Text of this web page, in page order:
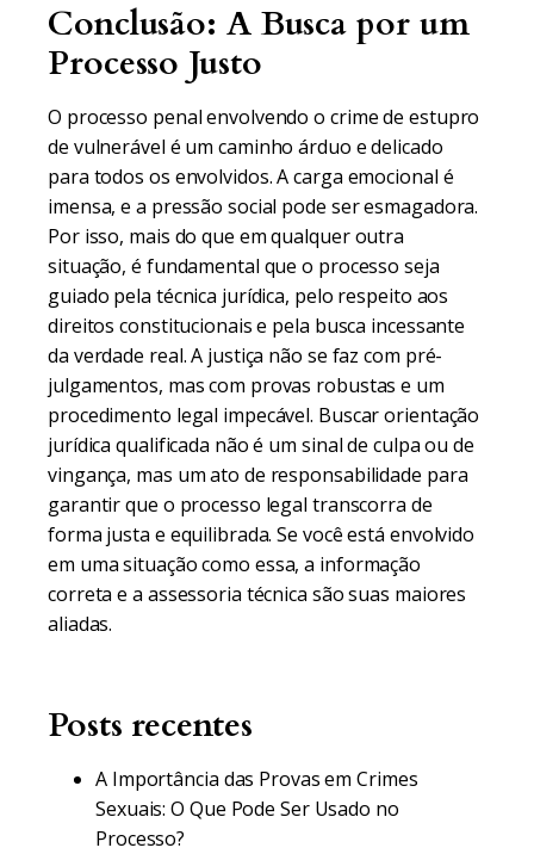
Conclusão: A Busca por um
Processo Justo
O processo penal envolvendo o crime de estupro
de vulnerável é um caminho árduo e delicado
para todos os envolvidos. A carga emocional é
imensa, e a pressão social pode ser esmagadora.
Por isso, mais do que em qualquer outra
situação, é fundamental que o processo seja
guiado pela técnica jurídica, pelo respeito aos
direitos constitucionais e pela busca incessante
da verdade real. A justiça não se faz com pré-
julgamentos, mas com provas robustas e um
procedimento legal impecável. Buscar orientação
jurídica qualificada não é um sinal de culpa ou de
vingança, mas um ato de responsabilidade para
garantir que o processo legal transcorra de
forma justa e equilibrada. Se você está envolvido
em uma situação como essa, a informação
correta e a assessoria técnica são suas maiores
aliadas.
Posts recentes
A Importância das Provas em Crimes
Sexuais: O Que Pode Ser Usado no
Processo?